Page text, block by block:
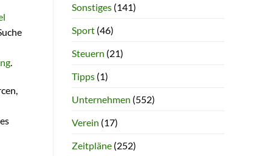
.
Sonstiges(141)
Sport(46)
Steuern (21)
Tipps(1)
Unternehmen (552)
Verein (17)
Zeitpläne(252)